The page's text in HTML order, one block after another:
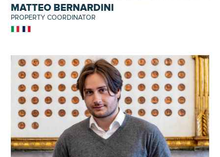
MATTEO BERNARDINI
PROPERTY COORDINATOR